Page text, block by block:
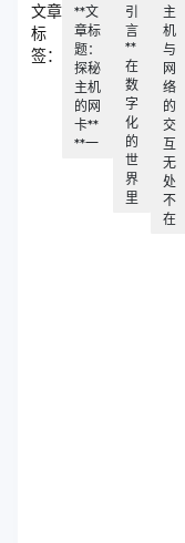
文章
标
签：
**文
章标
题：
探秘
主机
的网
卡**
**一
引
言
**
在
数
字
化
的
世
界
里
主
机
与
网
络
的
交
互
无
处
不
在